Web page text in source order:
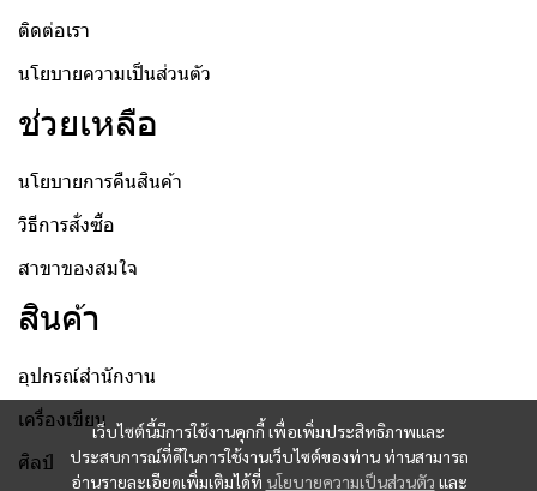
เว็บไซต์นี้มีการใช้งานคุกกี้ เพื่อเพิ่มประสิทธิภาพและ
ประสบการณ์ที่ดีในการใช้งานเว็บไซต์ของท่าน ท่านสามารถ
อ่านรายละเอียดเพิ่มเติมได้ที่ นโยบายความเป็นส่วนตัว และ
ติดต่อเรา
นโยบายความเป็นส่วนตัว
ช่วยเหลือ
นโยบายการคืนสินค้า
วิธีการสั่งซื้อ
สาขาของสมใจ
สินค้า
อุปกรณ์สำนักงาน
เครื่องเขียน
ศิลป์